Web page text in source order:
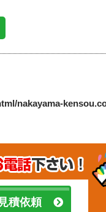
nakayama-
積依頼